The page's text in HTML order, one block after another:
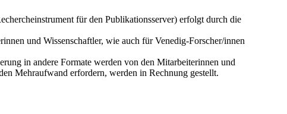
für den Publikationsserver) erfolgt durch die
und Wissenschaftler, wie auch für Venedig-Forscher/innen
in andere Formate werden von den Mitarbeiterinnen und
Mehraufwand erfordern, werden in Rechnung gestellt.